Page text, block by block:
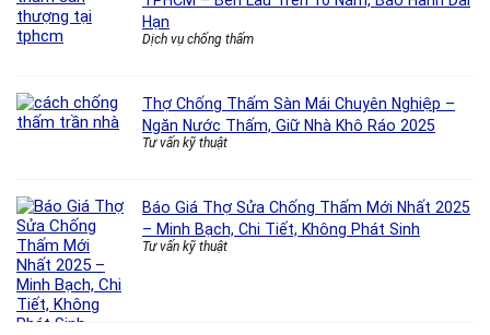
Hạn
Dịch vụ chống thấm
Thợ Chống Thấm Sàn Mái Chuyên Nghiệp –
Ngăn Nước Thấm, Giữ Nhà Khô Ráo 2025
Tư vấn kỹ thuật
Báo Giá Thợ Sửa Chống Thấm Mới Nhất 2025
– Minh Bạch, Chi Tiết, Không Phát Sinh
Tư vấn kỹ thuật